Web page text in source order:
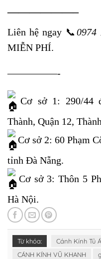
——————–
Liên hệ ngay 📞 0974
MIỄN PHÍ.
—————-
Cơ sở 1: 290/44
Thành, Quận 12,
Cơ sở 2: 60 Phạm
tỉnh Đà Nẵng.
Cơ sở 3: Thôn 5
Hà Nội.
Từ khóa: Cánh Kính Tủ
CÁNH KÍNH VŨ KHANH